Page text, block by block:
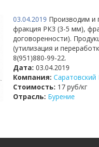
03.04.2019 Производим и
фракция РК3 (3-5 мм),
договоренности).
(утилизация и
8(951)880-99-22.
Дата: 03.04.2019
Компания:
Стоимость: 17 руб/кг
Отрасль: Бурение